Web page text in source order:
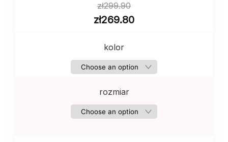
zł299.90
zł269.80
kolor
rozmiar